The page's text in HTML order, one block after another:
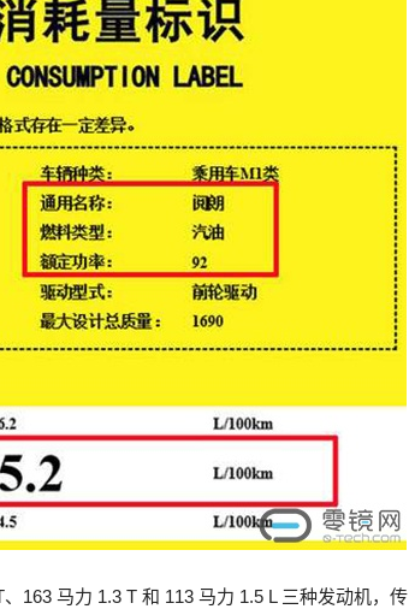
163 马力 1.3 T 和 113 马力 1.5 L 三种发动机，传